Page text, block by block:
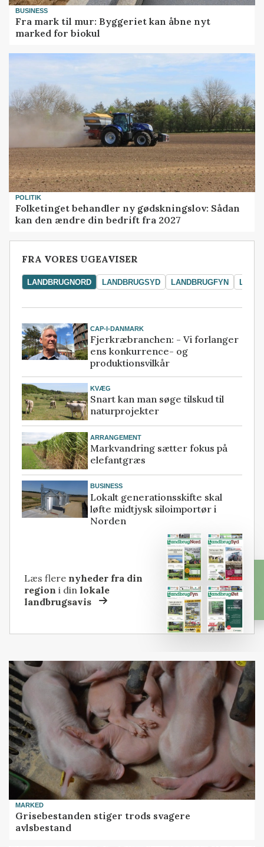
BUSINESS
Fra mark til mur: Byggeriet kan åbne nyt
marked for biokul
POLITIK
Folketinget behandler ny gødskningslov: Sådan
kan den ændre din bedrift fra 2027
FRA VORES UGEAVISER
LANDBRUGNORD LANDBRUGSYD LANDBRUGFYN
CAP-I-DANMARK
Fjerkræbranchen: - Vi forlanger
ens konkurrence- og
produktionsvilkår
KVÆG
Snart kan man søge tilskud til
naturprojekter
ARRANGEMENT
Markvandring sætter fokus på
elefantgræs
BUSINESS
Lokalt generationsskifte skal
løfte midtjysk siloimportør i
Norden
Læs flere nyheder fra din
region i dinlokale
landbrugsavis
MARKED
Grisebestanden stiger trods svagere
avlsbestand